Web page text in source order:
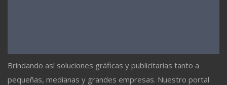
Brindando así soluciones gráficas y publicitarias tanto a
pequeñas, medianas y grandes empresas. Nuestro portal